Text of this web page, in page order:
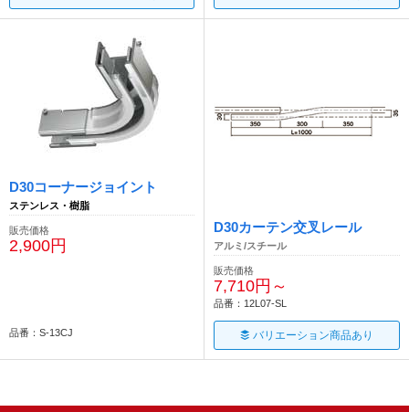
D30コーナージョイント
ステンレス・樹脂
販売価格
2,900円
品番：S-13CJ
D30カーテン交叉レール
アルミ/スチール
販売価格
7,710円～
品番：12L07-SL
バリエーション商品あり